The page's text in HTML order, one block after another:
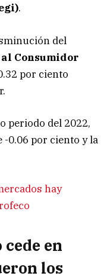
.
del
Consumidor
por ciento
periodo del 2022,
-0.06 por ciento y la
hay
en
los